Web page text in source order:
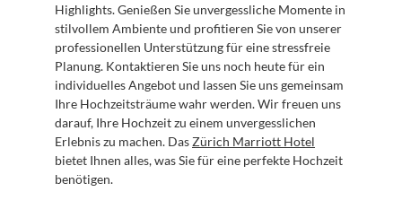
Highlights. Genießen Sie unvergessliche Momente in
stilvollem Ambiente und profitieren Sie von unserer
professionellen Unterstützung für eine stressfreie
Planung. Kontaktieren Sie uns noch heute für ein
individuelles Angebot und lassen Sie uns gemeinsam
Ihre Hochzeitsträume wahr werden. Wir freuen uns
darauf, Ihre Hochzeit zu einem unvergesslichen
Erlebnis zu machen. Das Zürich Marriott Hotel
bietet Ihnen alles, was Sie für eine perfekte Hochzeit
benötigen.